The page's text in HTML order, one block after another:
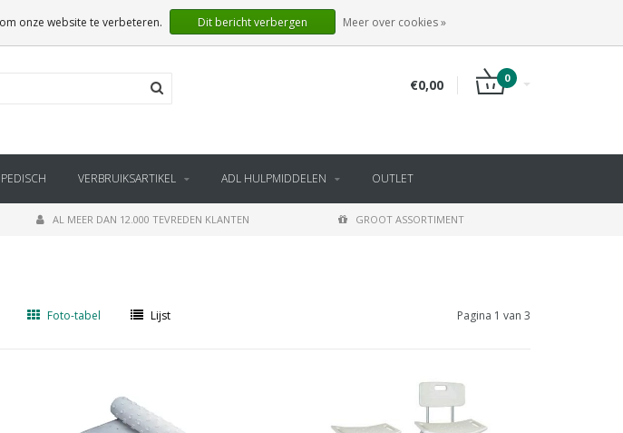
INLOGGEN
NL
€0,00 0
VERBRUIKSARTIKEL ADL HULPMIDDELEN OUTLET
AL MEER DAN 12.000 TEVREDEN KLANTEN GROOT ASSORTIMENT
Foto-tabel Lijst Pagina 1 van 3
onze website te verbeteren. Dit bericht verbergen Meer over cookies »